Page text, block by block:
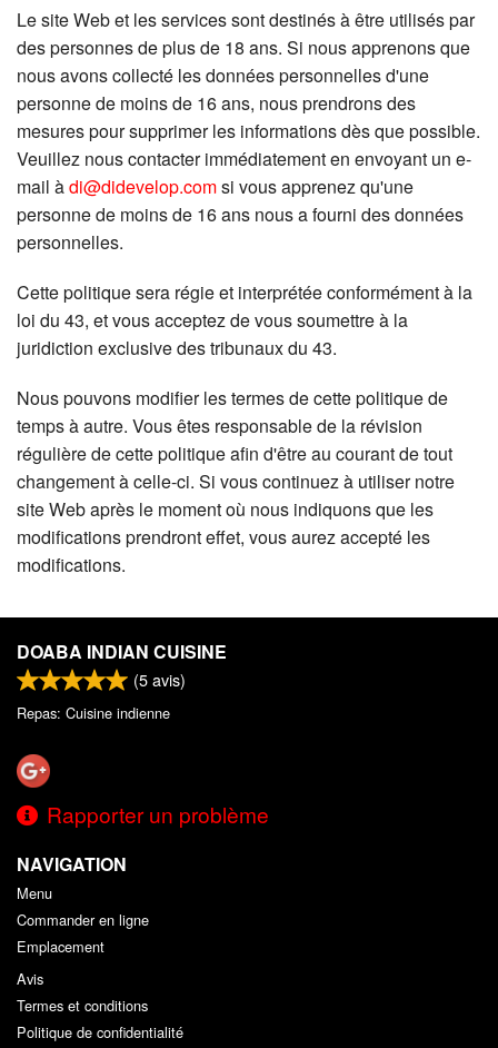
Le site Web et les services sont destinés à être utilisés par
des personnes de plus de 18 ans. Si nous apprenons que
nous avons collecté les données personnelles d'une
personne de moins de 16 ans, nous prendrons des
mesures pour supprimer les informations dès que possible.
Veuillez nous contacter immédiatement en envoyant un e-
mail àdi@didevelop.comsi vous apprenez qu'une
personne de moins de 16 ans nous a fourni des données
personnelles.
Cette politique sera régie et interprétée conformément à la
loi du 43, et vous acceptez de vous soumettre à la
juridiction exclusive des tribunaux du 43.
Nous pouvons modifier les termes de cette politique de
temps à autre. Vous êtes responsable de la révision
régulière de cette politique afin d'être au courant de tout
changement à celle-ci. Si vous continuez à utiliser notre
site Web après le moment où nous indiquons que les
modifications prendront effet, vous aurez accepté les
modifications.
DOABA INDIAN CUISINE
(5avis)
Repas: Cuisine indienne
Rapporter un problème
NAVIGATION
Menu
Commander en ligne
Emplacement
Avis
Termes et conditions
Politique de confidentialité